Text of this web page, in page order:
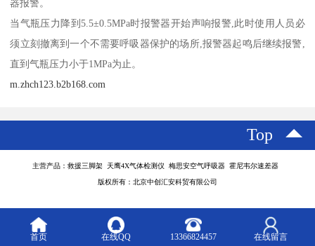
器报警。
当气瓶压力降到5.5±0.5MPa时报警器开始声响报警,此时使用人员必
须立刻撤离到一个不需要呼吸器保护的场所,报警器起鸣后继续报警,
直到气瓶压力小于1MPa为止。
m.zhch123.b2b168.com
Top
主营产品：救援三脚架 天鹰4X气体检测仪 梅思安空气呼吸器 霍尼韦尔速差器
版权所有：北京中创汇安科贸有限公司
首页 在线QQ 13366824457 在线留言